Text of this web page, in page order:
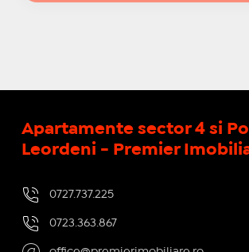
Apartamente sector 4 si
Leordeni - Premier
0727.737.225
0723.363.867